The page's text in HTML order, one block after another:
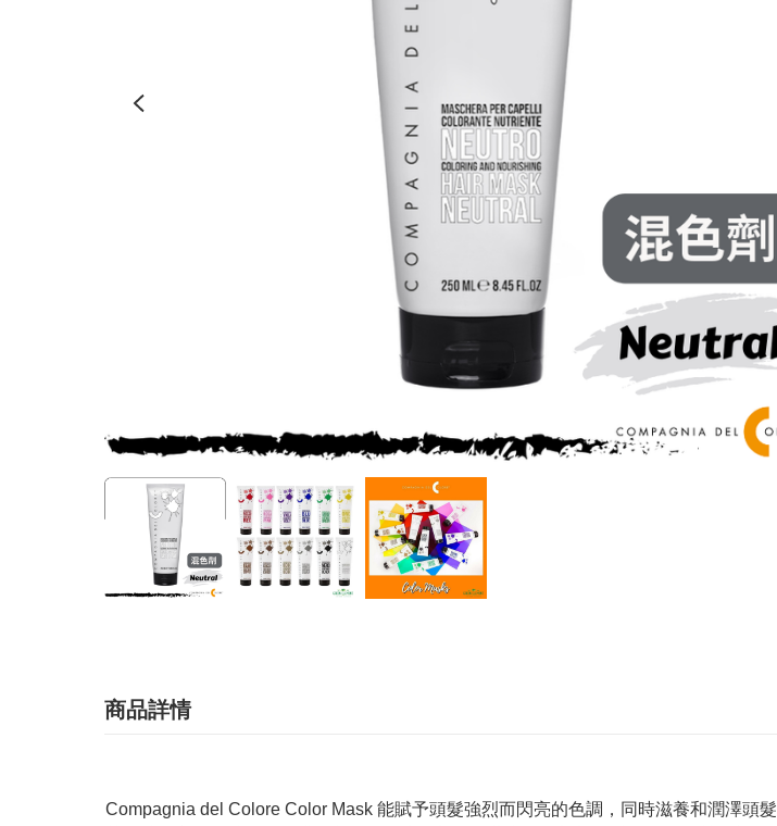
商品詳情
Compagnia del Colore Color Mask 能賦予頭髮強烈而閃亮的色調，同時滋養和潤澤頭髮